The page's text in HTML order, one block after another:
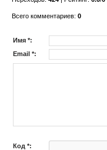
Всего комментариев: 0
Имя *:
Email *:
Код *: